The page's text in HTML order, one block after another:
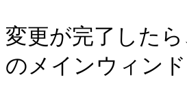
変更が完了した
のメインウィン